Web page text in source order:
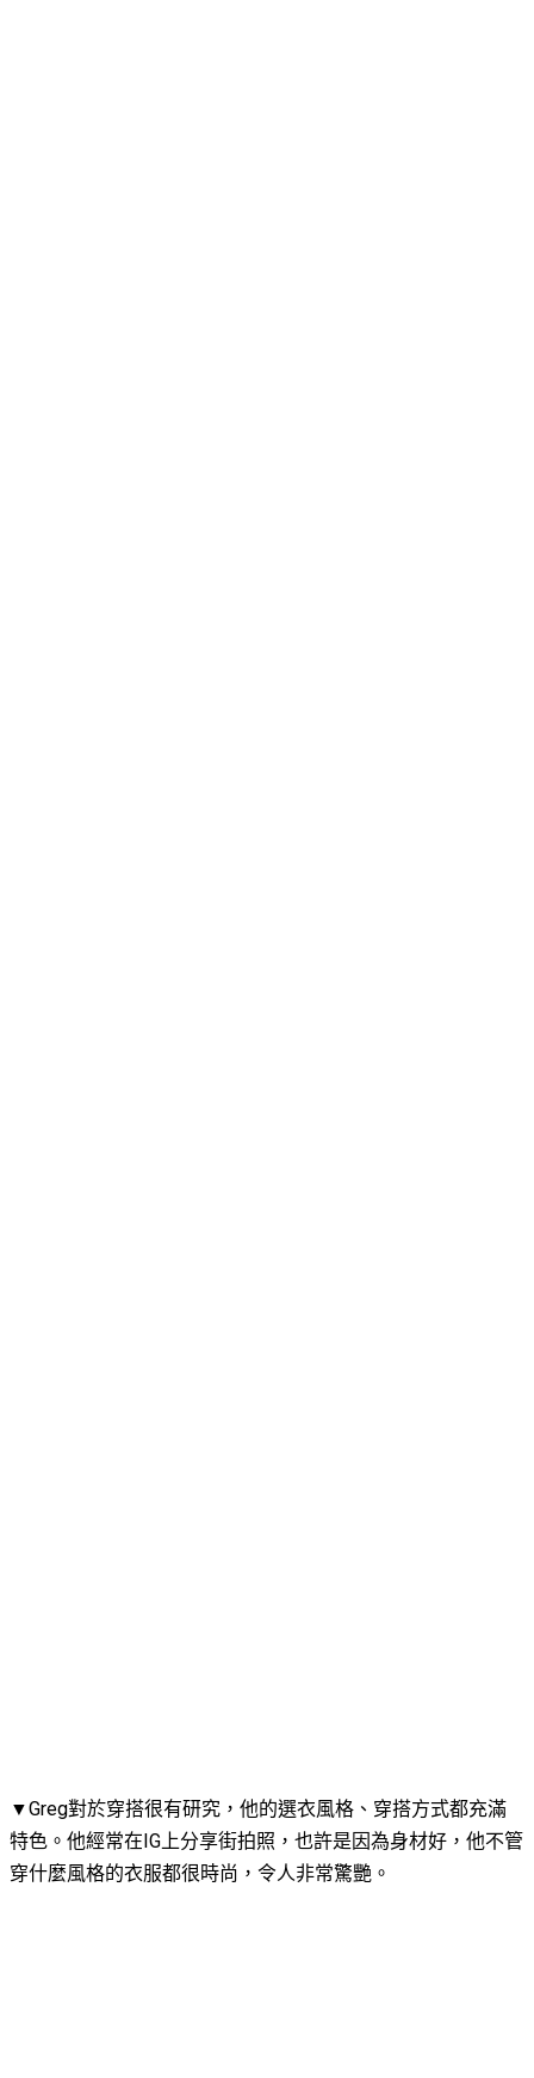
▼Greg對於穿搭很有研究，他的選衣風格、穿搭方式都充滿
特色。他經常在IG上分享街拍照，也許是因為身材好，他不管
穿什麼風格的衣服都很時尚，令人非常驚艷。